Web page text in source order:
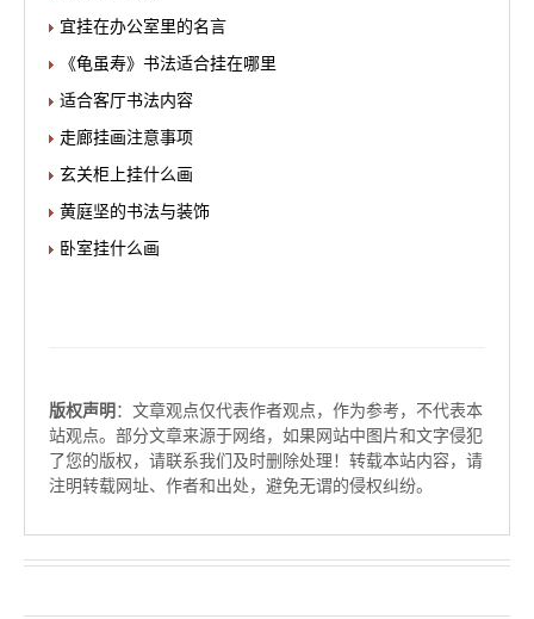
宜挂在办公室里的名言
《龟虽寿》书法适合挂在哪里
适合客厅书法内容
走廊挂画注意事项
玄关柜上挂什么画
黄庭坚的书法与装饰
卧室挂什么画
版权声明 ：文章观点仅代表作者观点，作为参考，不代表本
站观点。部分文章来源于网络，如果网站中图片和文字侵犯
了您的版权，请联系我们及时删除处理！转载本站内容，请
注明转载网址、作者和出处，避免无谓的侵权纠纷。